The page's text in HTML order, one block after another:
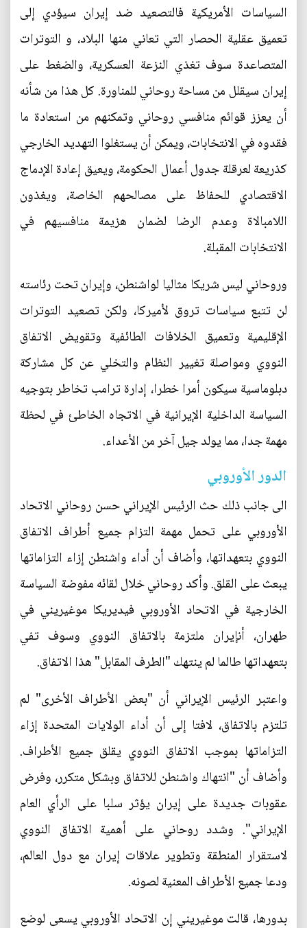
السياسات الأمريكية فالتصعيد ضد إيران سيؤدي إلى
تعميق عقلية الحصار التي تعاني منها البلاد، و التوترات
المتصاعدة سوف تغذي النزعة العسكرية، والضغط على
إيران سيقلل من مساحة روحاني للمناورة. كل هذا من شأنه
أن يعزز قوائم منافسي روحاني وتمكنهم من استعادة ما
فقدوه في الانتخابات، ويمكن أن يستغلوا التهديد الخارجي
كذريعة لعرقلة جدول أعمال الحكومة، ويعيق إعادة الإدماج
الاقتصادي للحفاظ على مصالحهم الخاصة، ويغذون
اللامبالاة وعدم الرضا لضمان هزيمة منافسيهم في
الانتخابات المقبلة.
وروحاني ليس شريكا مثاليا لواشنطن، وإيران تحت رئاسته
لن تتبع سياسات تروق لأميركا، ولكن تصعيد التوترات
الإقليمية وتعميق الخلافات الطائفية وتقويض الاتفاق
النووي ومواصلة تغيير النظام والتخلي عن كل مشاركة
دبلوماسية سيكون أمرا خطرا، إدارة ترامب تخاطر بتوجيه
السياسة الداخلية الإيرانية في الاتجاه الخاطئ في لحظة
مهمة جدا، مما يولد جيل آخر من الأعداء.
الدور الأوروبي
الى جانب ذلك حث الرئيس الإيراني حسن روحاني الاتحاد
الأوروبي على تحمل مهمة التزام جميع أطراف الاتفاق
النووي بتعهداتها، وأضاف أن أداء واشنطن إزاء التزاماتها
يبعث على القلق. وأكد روحاني خلال لقائه مفوضة السياسة
الخارجية في الاتحاد الأوروبي فيديريكا موغيريني في
طهران، أنإيران ملتزمة بالاتفاق النووي وسوف تفي
بتعهداتها طالما لم ينتهك "الطرف المقابل" هذا الاتفاق.
واعتبر الرئيس الإيراني أن "بعض الأطراف الأخرى" لم
تلتزم بالاتفاق، لافتا إلى أن أداء الولايات المتحدة إزاء
التزاماتها بموجب الاتفاق النووي يقلق جميع الأطراف.
وأضاف أن "انتهاك واشنطن للاتفاق وبشكل متكرر، وفرض
عقوبات جديدة على إيران يؤثر سلبا على الرأي العام
الإيراني". وشدد روحاني على أهمية الاتفاق النووي
لاستقرار المنطقة وتطوير علاقات إيران مع دول العالم،
ودعا جميع الأطراف المعنية لصونه.
بدورها، قالت موغيريني إن الاتحاد الأوروبي يسعى لوضع